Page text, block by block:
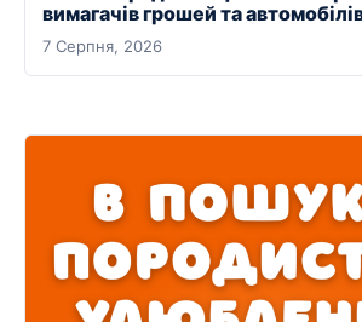
вимагачів грошей та
7 Серпня, 2026